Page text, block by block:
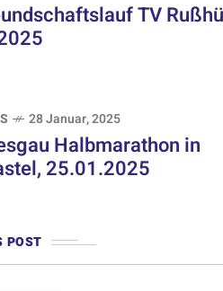
TV
28 Januar, 2025
Halbmarathon in
25.01.2025
POST